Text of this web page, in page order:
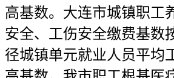
高基数。大连市城镇职工
安全、工伤安全缴费基数
径城镇单元就业人员平均